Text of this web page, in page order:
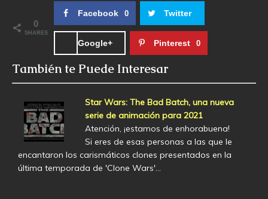
0
SHARES
Facebook 0 Twitter
Google+ Pinterest 0
También te Puede Interesar
Star Wars: The Bad Batch, una nueva
serie de animación para 2021
Atención, ¡estamos de enhorabuena!
Si eres de esas personas a las que le
encantaron los carismáticos clones presentados en la
última temporada de 'Clone Wars'…